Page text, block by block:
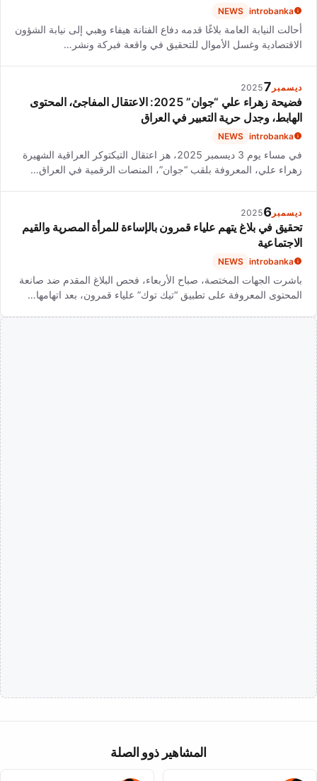
introbanka
NEWS
أحالت النيابة العامة بلاغًا قدمه دفاع الفنانة هيفاء وهبي إلى نيابة الشؤون
الاقتصادية وغسل الأموال للتحقيق في واقعة فبركة ونشر…
ديسمبر 7
2025
فضيحة زهراء علي “جوان” 2025: الاعتقال المفاجئ، المحتوى
الهابط، وجدل حرية التعبير في العراق
introbanka
NEWS
في مساء يوم 3 ديسمبر 2025، هز اعتقال التيكتوكر العراقية الشهيرة
زهراء علي، المعروفة بلقب “جوان”، المنصات الرقمية في العراق…
ديسمبر 6
2025
تحقيق في بلاغ يتهم علياء قمرون بالإساءة للمرأة المصرية والقيم
الاجتماعية
introbanka
NEWS
باشرت الجهات المختصة، صباح الأربعاء، فحص البلاغ المقدم ضد صانعة
المحتوى المعروفة على تطبيق “تيك توك” علياء قمرون، بعد اتهامها…
المشاهير ذوو الصلة